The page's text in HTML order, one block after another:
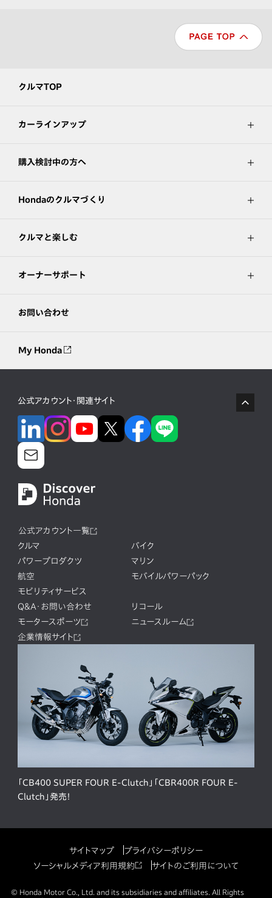
クルマTOP
カーラインアップ
購入検討中の方へ
Hondaのクルマづくり
クルマと楽しむ
オーナーサポート
お問い合わせ
My Honda
公式アカウント・関連サイト
公式アカウント一覧
クルマ
バイク
パワープロダクツ
マリン
航空
モバイルパワーパック
モビリティサービス
Q&A・お問い合わせ
リコール
モータースポーツ
ニュースルーム
企業情報サイト
「CB400 SUPER FOUR E-Clutch」「CBR400R FOUR E-
Clutch」発売！
サイトマップ
プライバシーポリシー
ソーシャルメディア利用規約
サイトのご利用について
© Honda Motor Co., Ltd. and its subsidiaries and affiliates. All Rights